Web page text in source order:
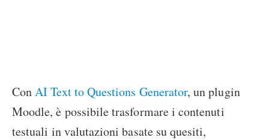
ConAI Text to Questions Generator, un plugin
Moodle, è possibile trasformare i contenuti
testuali in valutazioni basate su quesiti,